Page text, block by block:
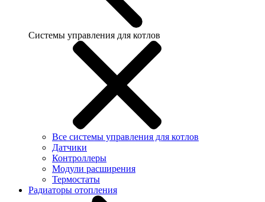
Системы управления для котлов
Все системы управления для котлов
Датчики
Контроллеры
Модули расширения
Термостаты
Радиаторы отопления